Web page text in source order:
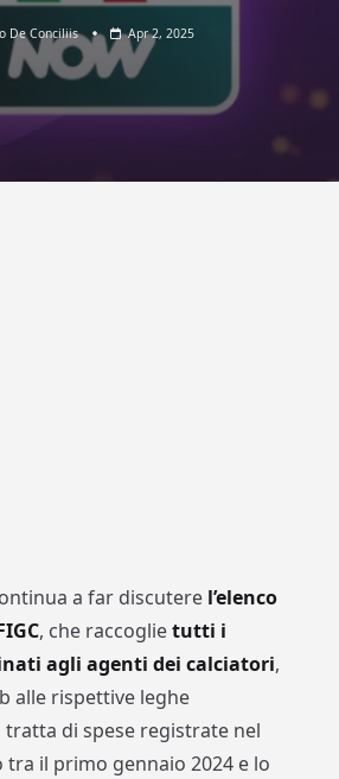
De Conciliis Apr 2, 2025
a far discutere l’elenco
, che raccoglietutti i
agli agenti dei calciatori,
alle rispettive leghe
tratta di spese registrate nel
il primo gennaio 2024 e lo